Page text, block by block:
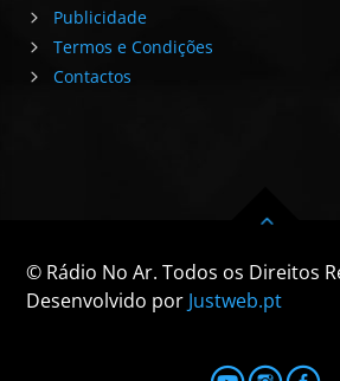
Publicidade
Termos e Condições
Contactos
© Rádio No Ar. Todos os Direitos
Desenvolvido por Justweb.pt